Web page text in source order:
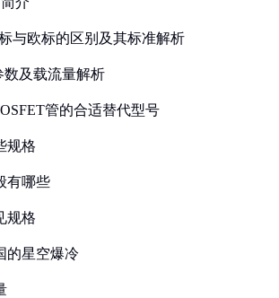
与欧标的区别及其标准解析
数及载流量解析
管的合适替代型号
规格
有哪些
规格
的星空爆冷